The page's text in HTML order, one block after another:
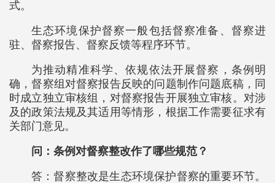
式。
生态环境保护督察一般包括督察准备、督察进
驻、督察报告、督察反馈等程序环节。
为推动精准科学、依规依法开展督察，条例明
确，督察组对督察报告反映的问题制作问题底稿，同
时成立独立审核组，对督察报告开展独立审核。对涉
及的政策法规及其适用等情形，根据工作需要征求有
关部门意见。
问：条例对督察整改作了哪些规范？
答：督察整改是生态环境保护督察的重要环节。